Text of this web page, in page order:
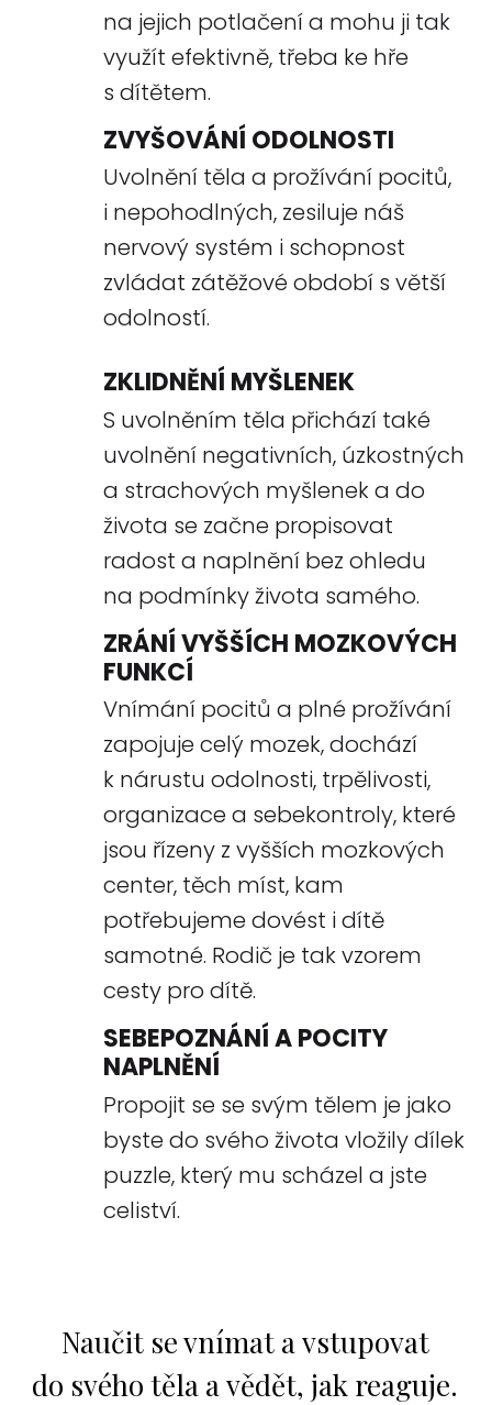
na jejich potlačení a mohu ji tak
využít efektivně, třeba ke hře
s dítětem.
ZVYŠOVÁNÍ ODOLNOSTI
Uvolnění těla a prožívání pocitů,
i nepohodlných, zesiluje náš
nervový systém i schopnost
zvládat zátěžové období s větší
odolností.
ZKLIDNĚNÍ MYŠLENEK
S uvolněním těla přichází také
uvolnění negativních, úzkostných
a strachových myšlenek a do
života se začne propisovat
radost a naplnění bez ohledu
na podmínky života samého.
ZRÁNÍ VYŠŠÍCH MOZKOVÝCH
FUNKCÍ
Vnímání pocitů a plné prožívání
zapojuje celý mozek, dochází
k nárustu odolnosti, trpělivosti,
organizace a sebekontroly, které
jsou řízeny z vyšších mozkových
center, těch míst, kam
potřebujeme dovést i dítě
samotné. Rodič je tak vzorem
cesty pro dítě.
SEBEPOZNÁNÍ A POCITY
NAPLNĚNÍ
Propojit se se svým tělem je jako
byste do svého života vložily dílek
puzzle, který mu scházel a jste
celiství.
Naučit se vnímat a vstupovat
do svého těla a vědět, jak reaguje.